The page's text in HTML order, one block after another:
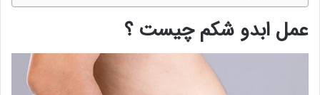
عمل ابدو شکم چیست ؟